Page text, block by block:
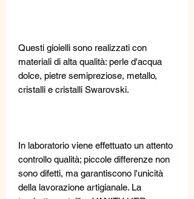
Questi gioielli sono realizzati con
materiali di alta qualità: perle d'acqua
dolce, pietre semipreziose, metallo,
cristalli e cristalli Swarovski.
In laboratorio viene effettuato un attento
controllo qualità; piccole differenze non
sono difetti, ma garantiscono l'unicità
della lavorazione artigianale. La